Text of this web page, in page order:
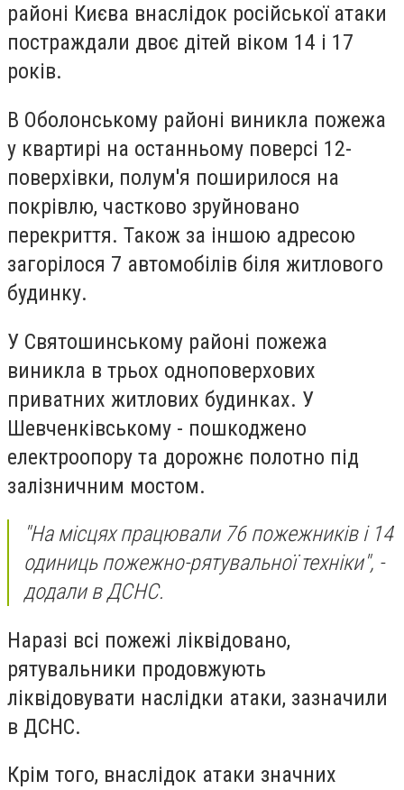
районі Києва внаслідок російської атаки
постраждали двоє дітей віком 14 і 17
років.
В Оболонському районі виникла пожежа
у квартирі на останньому поверсі 12-
поверхівки, полум'я поширилося на
покрівлю, частково зруйновано
перекриття. Також за іншою адресою
загорілося 7 автомобілів біля житлового
будинку.
У Святошинському районі пожежа
виникла в трьох одноповерхових
приватних житлових будинках. У
Шевченківському - пошкоджено
електроопору та дорожнє полотно під
залізничним мостом.
"На місцях працювали 76 пожежників і 14
одиниць пожежно-рятувальної техніки", -
додали в ДСНС.
Наразі всі пожежі ліквідовано,
рятувальники продовжують
ліквідовувати наслідки атаки, зазначили
в ДСНС.
Крім того, внаслідок атаки значних